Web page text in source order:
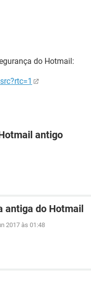
do Hotmail:
antigo
antiga do Hotmail
2017 às 01:48